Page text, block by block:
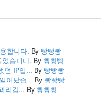
합니다. By 빵빵빵
었습니다. By 빵빵빵
던 IP입... By 빵빵빵
어났습... By 빵빵빵
리감... By 빵빵빵